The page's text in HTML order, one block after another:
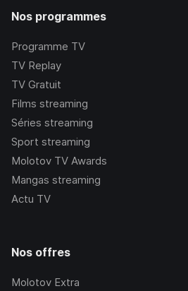
Nos programmes
Programme TV
TV Replay
TV Gratuit
Films streaming
Séries streaming
Sport streaming
Molotov TV Awards
Mangas streaming
Actu TV
Nos offres
Molotov Extra